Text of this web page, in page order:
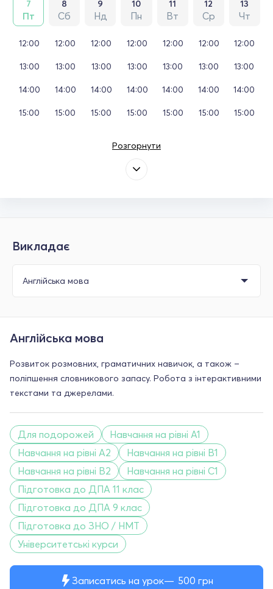
7
Пт
8
Сб
9
Нд
10
Пн
11
Вт
12
Ср
13
Чт
12:00
13:00
14:00
15:00
12:00
13:00
14:00
15:00
12:00
13:00
14:00
15:00
12:00
13:00
14:00
15:00
12:00
13:00
14:00
15:00
12:00
13:00
14:00
15:00
12:00
13:00
14:00
15:00
Розгорнути
Викладає
Записатись на урок 500 грн
Англійська мова
Розвиток розмовних, граматичних навичок, а також –
поліпшення словникового запасу. Робота з інтерактивними
текстами та джерелами.
Для подорожей
Навчання на рівні A1
Навчання на рівні A2
Навчання на рівні B1
Навчання на рівні B2
Навчання на рівні C1
Підготовка до ДПА 11 клас
Підготовка до ДПА 9 клас
Підготовка до ЗНО / НМТ
Університетські курси